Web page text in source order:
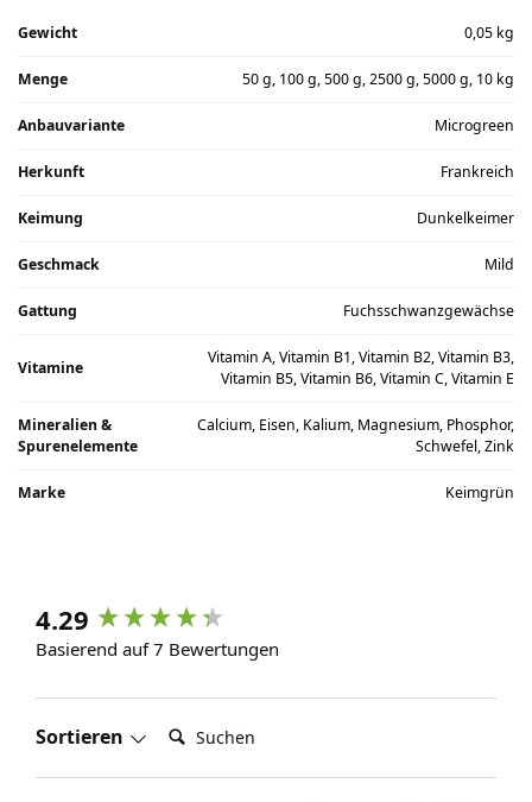
Gewicht 0,05 kg
Menge 50 g, 100 g, 500 g, 2500 g, 5000 g, 10 kg
Anbauvariante Microgreen
Herkunft Frankreich
Keimung Dunkelkeimer
Geschmack Mild
Gattung Fuchsschwanzgewächse
Vitamine
Vitamin A, Vitamin B1, Vitamin B2, Vitamin B3,
Vitamin B5, Vitamin B6, Vitamin C, Vitamin E
Mineralien &
Spurenelemente
Calcium, Eisen, Kalium, Magnesium, Phosphor,
Schwefel, Zink
Marke Keimgrün
4.29
Basierend auf 7 Bewertungen
Sortieren Suchen: